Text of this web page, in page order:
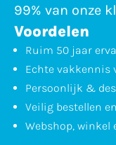
99% van onze
Voordelen
Ruim 50 jaar
Echte vakkennis
Persoonlijk &
Veilig bestellen
Webshop, winkel